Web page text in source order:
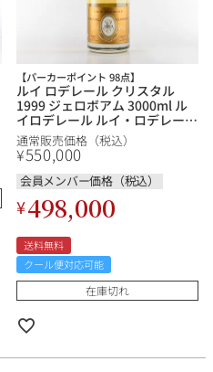
【パーカーポイント 98点】
ルイ ロデレール クリスタル
1999 ジェロボアム 3000ml ル
イロデレール ルイ・ロデレール
Louis Roederer Cristal フラン
ス シャンパン シャンパーニュ
通常販売価格（税込）
¥550,000
会員メンバー価格（税込）
¥498,000
送料無料
クール便対応可能
在庫切れ